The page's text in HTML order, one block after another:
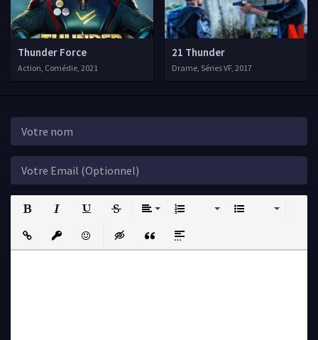
Thunder Force
Action, Comédie, 2021
21 Thunder
Drame, Séries VF, 2017
Strikethrough
Insert LinkInsert protected link
EmoticonsInsert hidden text
Insert QuoteInsert spoiler